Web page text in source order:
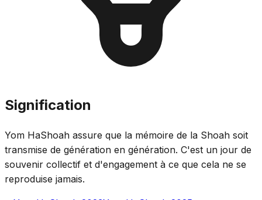
Signification
Yom HaShoah assure que la mémoire de la Shoah soit
transmise de génération en génération. C'est un jour de
souvenir collectif et d'engagement à ce que cela ne se
reproduise jamais.